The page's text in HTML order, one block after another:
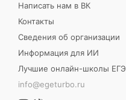
Написать нам в ВК
Контакты
Сведения об организации
Информация для ИИ
Лучшие онлайн-школы ЕГЭ
info@egeturbo.ru